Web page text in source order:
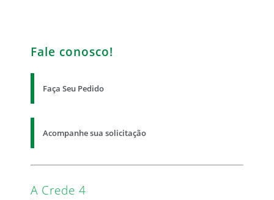
Fale conosco!
Faça Seu Pedido
Acompanhe sua solicitação
A Crede 4